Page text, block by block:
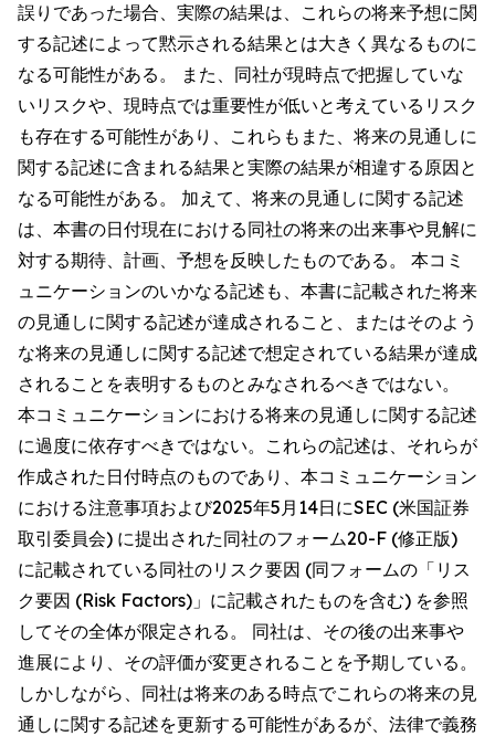
誤りであった場合、実際の結果は、これらの将来予想に関
する記述によって黙示される結果とは大きく異なるものに
なる可能性がある。 また、同社が現時点で把握していな
いリスクや、現時点では重要性が低いと考えているリスク
も存在する可能性があり、これらもまた、将来の見通しに
関する記述に含まれる結果と実際の結果が相違する原因と
なる可能性がある。 加えて、将来の見通しに関する記述
は、本書の日付現在における同社の将来の出来事や見解に
対する期待、計画、予想を反映したものである。 本コミ
ュニケーションのいかなる記述も、本書に記載された将来
の見通しに関する記述が達成されること、またはそのよう
な将来の見通しに関する記述で想定されている結果が達成
されることを表明するものとみなされるべきではない。
本コミュニケーションにおける将来の見通しに関する記述
に過度に依存すべきではない。これらの記述は、それらが
作成された日付時点のものであり、本コミュニケーション
における注意事項および2025年5月14日にSEC (米国証券
取引委員会) に提出された同社のフォーム20-F (修正版)
に記載されている同社のリスク要因 (同フォームの「リス
ク要因 (Risk Factors)」に記載されたものを含む) を参照
してその全体が限定される。 同社は、その後の出来事や
進展により、その評価が変更されることを予期している。
しかしながら、同社は将来のある時点でこれらの将来の見
通しに関する記述を更新する可能性があるが、法律で義務